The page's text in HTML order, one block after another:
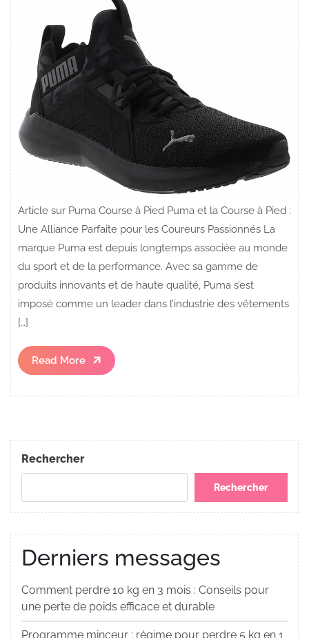
Article sur Puma Course à Pied Puma et la Course à Pied :
Une Alliance Parfaite pour les Coureurs Passionnés La
marque Puma est depuis longtemps associée au monde
du sport et de la performance. Avec sa gamme de
produits innovants et de haute qualité, Puma s’est
imposé comme un leader dans l’industrie des vêtements
[…]
Read More
Read
More
Rechercher
Rechercher
Derniers messages
Comment perdre 10 kg en 3 mois : Conseils pour
une perte de poids efficace et durable
Programme minceur : régime pour perdre 5 kg en 1